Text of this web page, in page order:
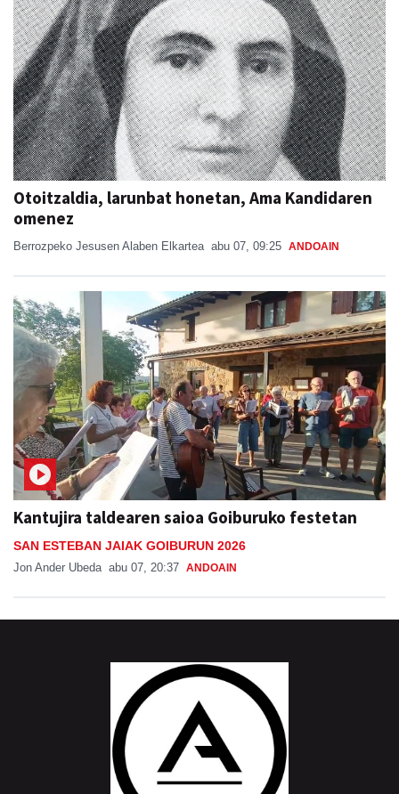
Otoitzaldia, larunbat honetan, Ama Kandidaren
omenez
Berrozpeko Jesusen Alaben Elkartea abu 07, 09:25 ANDOAIN
Kantujira taldearen saioa Goiburuko festetan
SAN ESTEBAN JAIAK GOIBURUN 2026
Jon Ander Ubeda abu 07, 20:37 ANDOAIN